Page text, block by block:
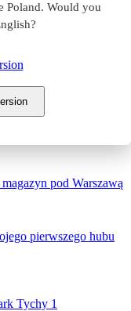
Poland. Would you
informacjami
nowymi projektami
na naszym
pod Warszawą
pierwszego hubu
Tychy 1